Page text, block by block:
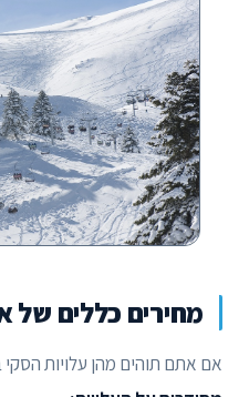
מחירים כללים של
אם אתם תוהים מהן עלויות הסקי